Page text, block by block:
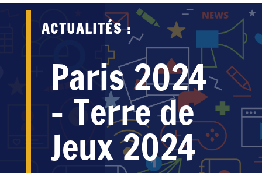
ACTUALITÉS :
Paris 2024
– Terre de
Jeux 2024